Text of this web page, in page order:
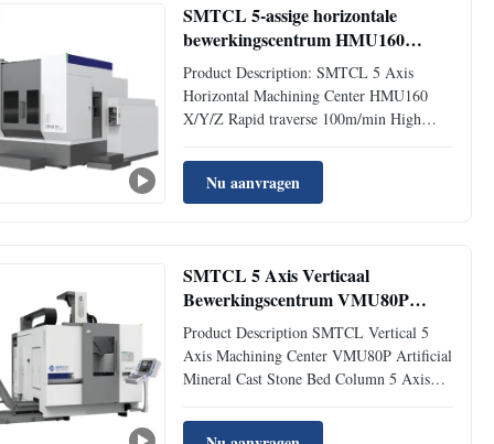
SMTCL 5-assige horizontale
bewerkingscentrum HMU160
X/Y/Z Rapid traverse 100m/min
High Speed Machining Center
Product Description: SMTCL 5 Axis
Horizontal Machining Center HMU160
X/Y/Z Rapid traverse 100m/min High
products are high-performance horizontal
five-axis machining centers independently
developed for new energy vehicles and
Nu aanvragen
SMTCL 5 Axis Verticaal
Bewerkingscentrum VMU80P
Kunstmatig Mineraal Gegooid
Steen Bed Kolom
Bewerkingscentrum
Product Description SMTCL Vertical 5
Axis Machining Center VMU80P Artificial
Mineral Cast Stone Bed Column 5 Axis
for the processing of complex shaped parts